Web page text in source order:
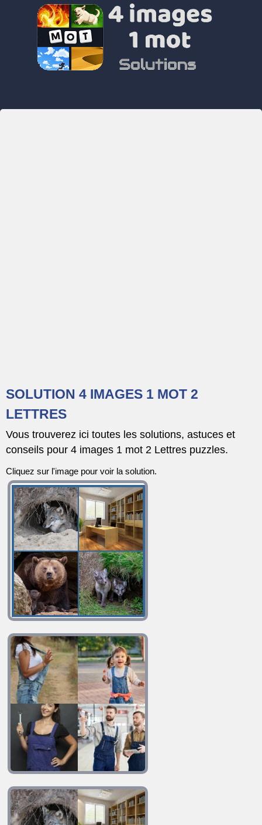
SOLUTION 4 IMAGES 1 MOT 2
LETTRES
Vous trouverez ici toutes les solutions, astuces et
conseils pour 4 images 1 mot 2 Lettres puzzles.
Cliquez sur l'image pour voir la solution.